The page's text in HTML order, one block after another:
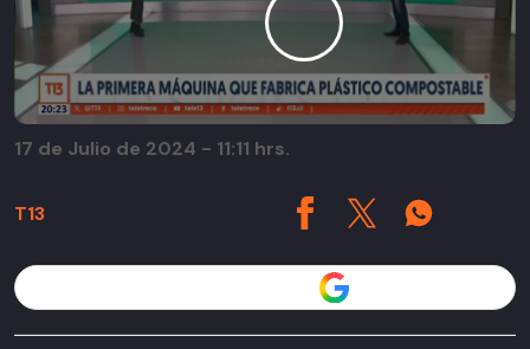
T13
17 de Julio de 2024 - 11:11 hrs.